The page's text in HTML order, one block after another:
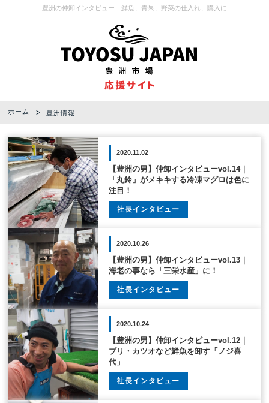
豊洲の仲卸インタビュー｜鮮魚、青果、野菜の仕入れ、購入に
ホーム 豊洲情報
2020.11.02
【豊洲の男】仲卸インタビューvol.14｜
「丸鈴」がメキキする冷凍マグロは色に
注目！
社長インタビュー
2020.10.26
【豊洲の男】仲卸インタビューvol.13｜
海老の事なら「三栄水産」に！
社長インタビュー
2020.10.24
【豊洲の男】仲卸インタビューvol.12｜
ブリ・カツオなど鮮魚を卸す「ノジ喜
代」
社長インタビュー